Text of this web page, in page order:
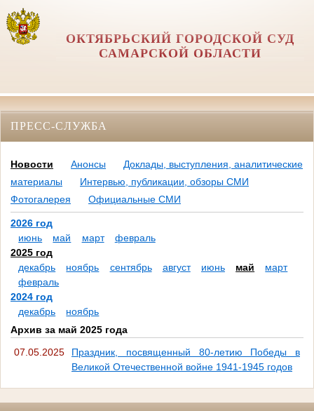
ОКТЯБРЬСКИЙ ГОРОДСКОЙ СУД
САМАРСКОЙ ОБЛАСТИ
ПРЕСС-СЛУЖБА
Новости Анонсы
Доклады, выступления, аналитические
материалы
Интервью, публикации, обзоры СМИ
Фотогалерея
Официальные СМИ
2026 год
июнь
май март
февраль
2025 год
декабрь
ноябрь сентябрь август июнь май
март
февраль
2024 год
декабрь
ноябрь
Архив за май 2025 года
07.05.2025
Праздник, посвященный 80-летию Победы в
Великой Отечественной войне 1941-1945 годов